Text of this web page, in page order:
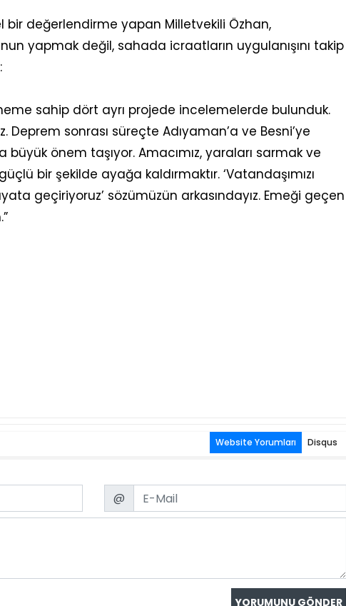
bir değerlendirme yapan Milletvekili Özhan,
yapmak değil, sahada icraatların uygulanışını takip
sahip dört ayrı projede incelemelerde bulunduk.
Deprem sonrası süreçte Adıyaman’a ve Besni’ye
büyük önem taşıyor. Amacımız, yaraları sarmak ve
bir şekilde ayağa kaldırmaktır. ‘Vatandaşımızı
geçiriyoruz’ sözümüzün arkasındayız. Emeği geçen
Website Yorumları Disqus
Email
@